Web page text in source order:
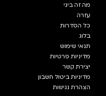
מה זה ביגי
עזרה
כל הסדרות
בלוג
תנאי שימוש
מדיניות פרטיות
יצירת קשר
מדיניות ביטול חשבון
הצהרת נגישות